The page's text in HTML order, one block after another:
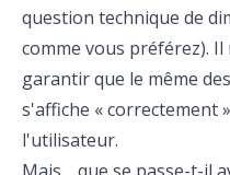
question technique de
comme vous préférez). Il
garantir que le même
s'affiche « correctement
l'utilisateur.